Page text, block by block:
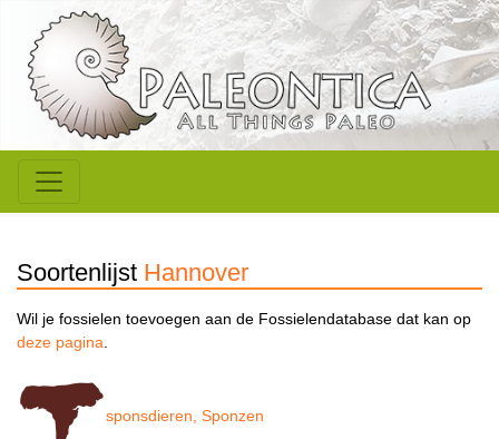
Soortenlijst Hannover
Wil je fossielen toevoegen aan de Fossielendatabase dat kan op
deze pagina.
sponsdieren, Sponzen